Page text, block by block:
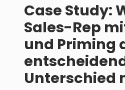
Case Study:
Sales-Rep
und Priming
Unterschied